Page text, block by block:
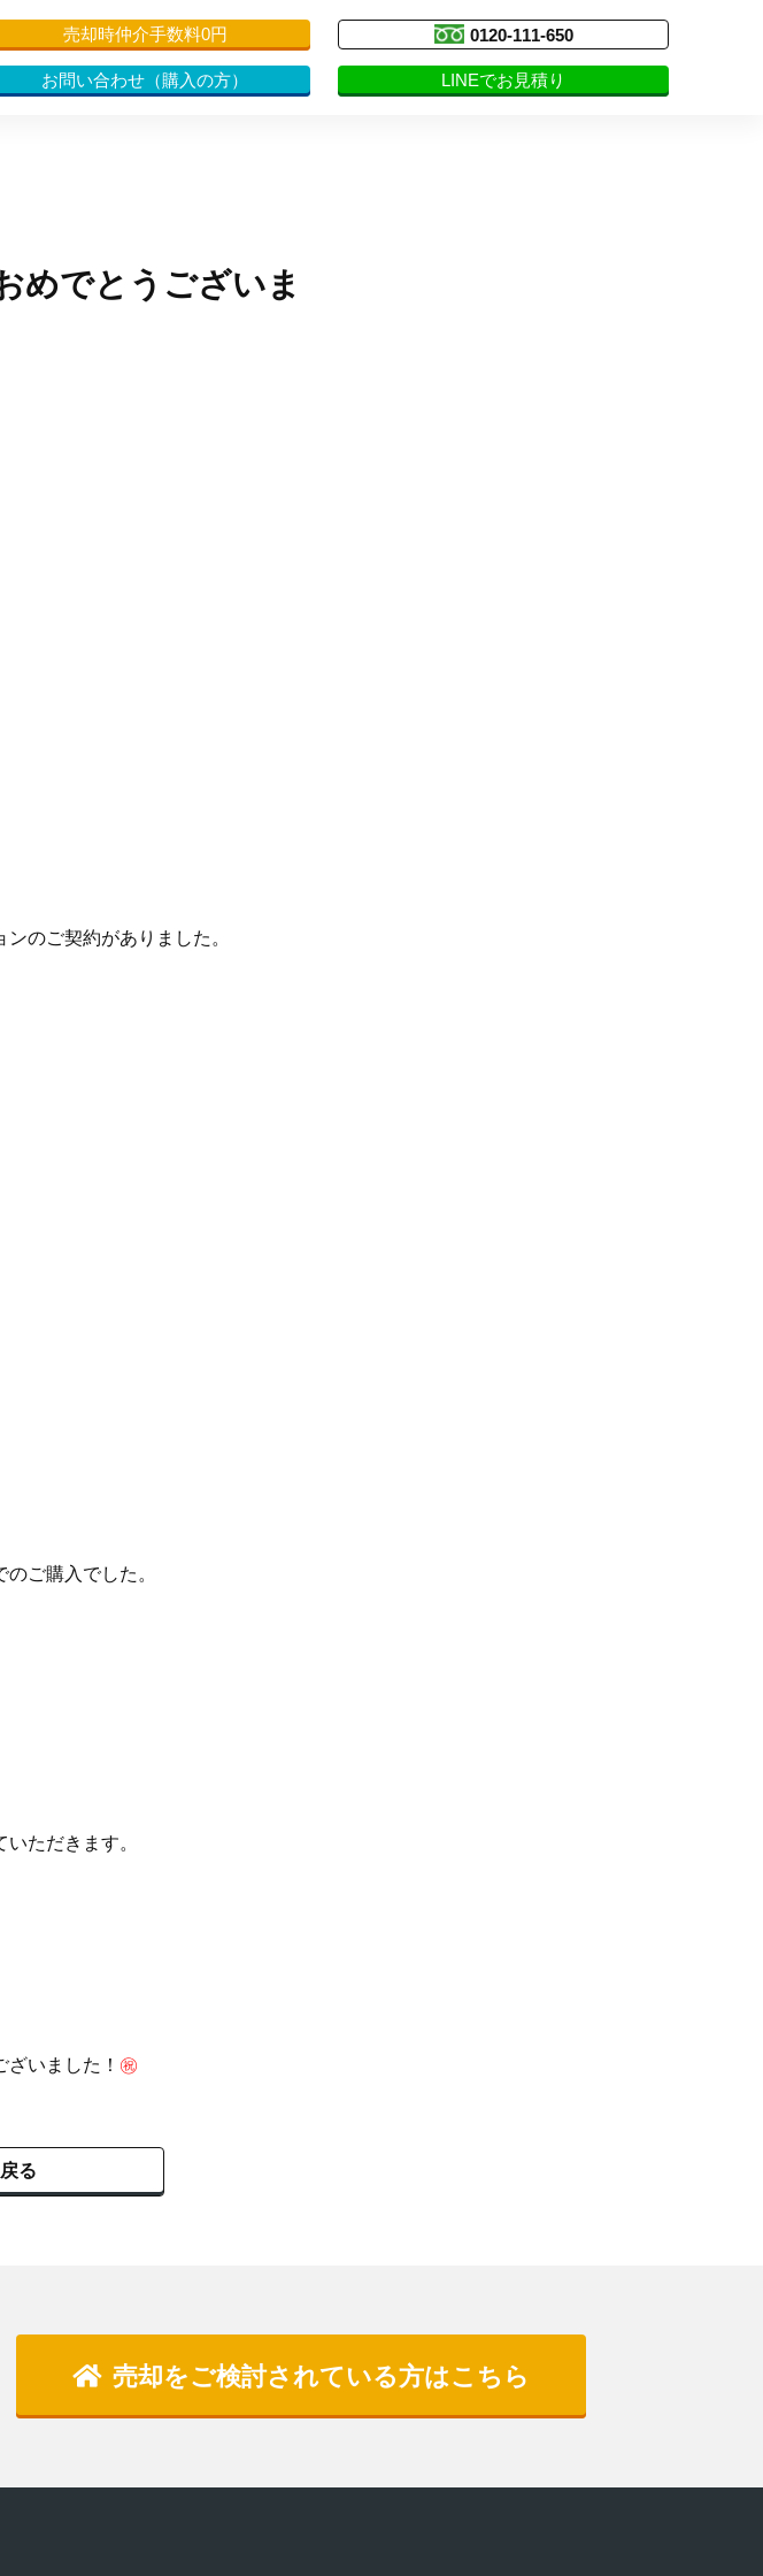
売却時仲介手数料0円 0120-111-650
お問い合わせ（購入の方） LINEでお見積り
めでとうございま
のご契約がありました。
ご購入でした。
ただきます。
いました！ ㊗
る
売却をご検討されている方はこちら